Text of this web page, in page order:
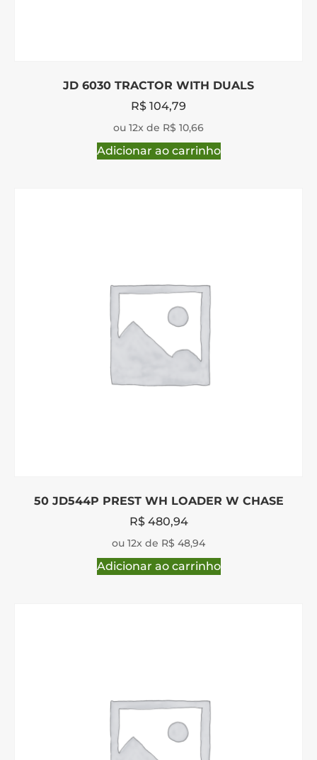
JD 6030 TRACTOR WITH DUALS
R$ 104,79
ou 12x de R$ 10,66
Adicionar ao carrinho
50 JD544P PREST WH LOADER W CHASE
R$480,94
ou 12x de R$ 48,94
Adicionar ao carrinho